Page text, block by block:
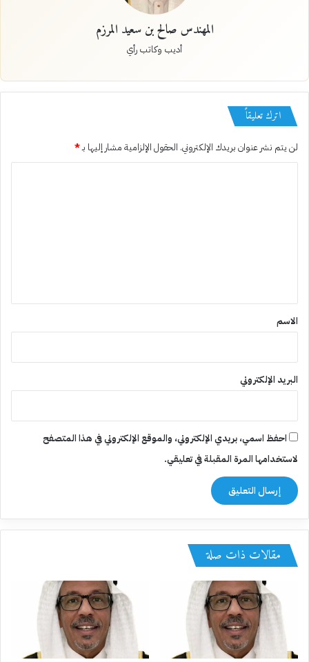
المهندس صالح بن سعيد المرزم
أديب وكاتب رأي
اترك تعليقاً
لن يتم نشر عنوان بريدك الإلكتروني. الحقول الإلزامية مشار إليها بـ*
*
الاسم
البريد الإلكتروني
احفظ اسمي، بريدي الإلكتروني، والموقع الإلكتروني في هذا المتصفح
لاستخدامها المرة المقبلة في تعليقي.
مقالات ذات صلة